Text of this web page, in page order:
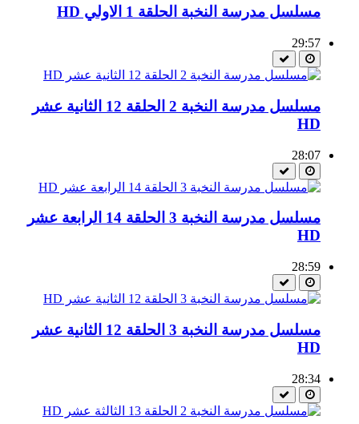
مسلسل مدرسة النخبة الحلقة 1 الاولي HD
29:57
مسلسل مدرسة النخبة 2 الحلقة 12 الثانية عشر
HD
28:07
مسلسل مدرسة النخبة 3 الحلقة 14 الرابعة عشر
HD
28:59
مسلسل مدرسة النخبة 3 الحلقة 12 الثانية عشر
HD
28:34